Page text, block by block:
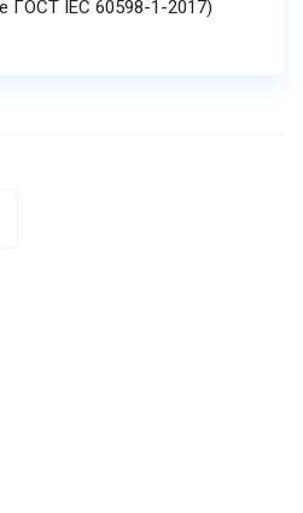
ГОСТ IEC 60598-1-2017)